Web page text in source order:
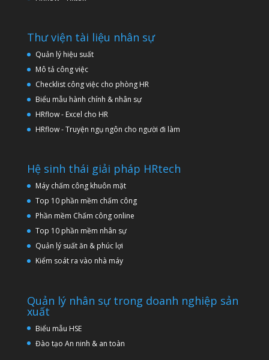
Thư viện tài liệu nhân sự
Quản lý hiệu suất
Mô tả công việc
Checklist công việc cho phòng HR
Biểu mẫu hành chính & nhân sự
HRflow - Excel cho HR
HRflow - Truyện ngụ ngôn cho người đi làm
Hệ sinh thái giải pháp HRtech
Máy chấm công khuôn mặt
Top 10 phần mềm chấm công
Phần mềm Chấm công online
Top 10 phần mềm nhân sự
Quản lý suất ăn & phúc lợi
Kiểm soát ra vào nhà máy
Quản lý nhân sự trong doanh nghiệp sản
xuất
Biểu mẫu HSE
Đào tạo An ninh & an toàn